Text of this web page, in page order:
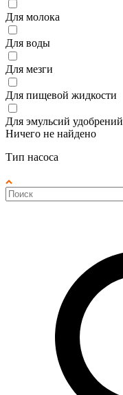
Для молока
Для воды
Для мезги
Для пищевой жидкости
Для эмульсий удобрений
Ничего не найдено
Тип насоса